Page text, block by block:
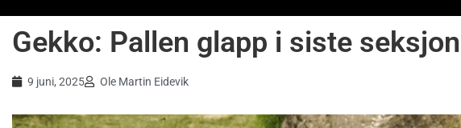
Gekko: Pallen glapp i siste seksjon
9 juni, 2025 Ole Martin Eidevik